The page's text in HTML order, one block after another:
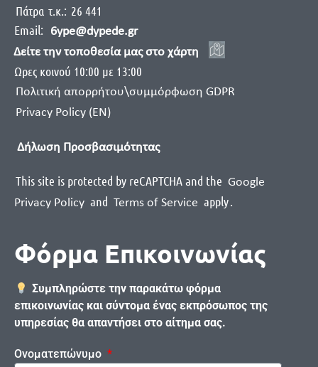
Πάτρα τ.κ.: 26 441
Email:
6ype@dypede.gr
Δείτε την τοποθεσία μας στο χάρτη
Ωρες κοινού 10:00 με 13:00
Πολιτική απορρήτου\συμμόρφωση GDPR
Privacy Policy (EN)
Δήλωση Προσβασιμότητας
This site is protected by reCAPTCHA and the Google
Privacy Policy and Terms of Service apply.
Φόρμα Επικοινωνίας
Συμπληρώστε την παρακάτω φόρμα
επικοινωνίας και σύντομα ένας εκπρόσωπος της
υπηρεσίας θα απαντήσει στο αίτημα σας.
Ονοματεπώνυμο